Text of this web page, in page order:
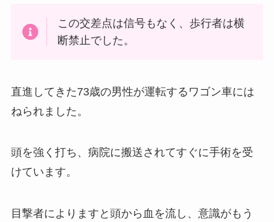
この交差点は信号もなく、歩行者は横
断禁止でした。
直進してきた73歳の男性が運転するワゴン車には
ねられました。
頭を強く打ち、病院に搬送されてすぐに手術を受
けています。
目撃者によりますと頭から血を流し、意識がもう